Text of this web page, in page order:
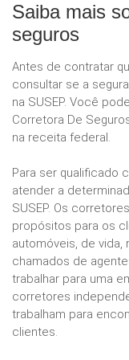
Saiba mais
seguros
Antes de contratar
consultar se a
na SUSEP. Você
Corretora De
na receita federal.
Para ser qualificado
atender a
SUSEP. Os
propósitos para os
automóveis, de
chamados de
trabalhar para uma
corretores
trabalham para
clientes.